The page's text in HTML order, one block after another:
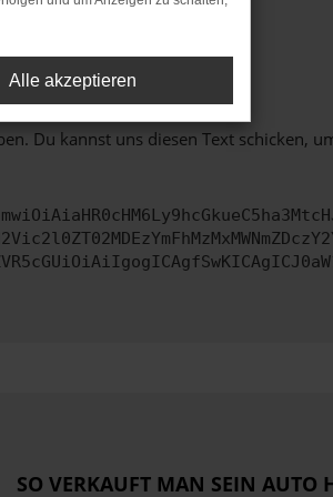
unterstützt werden.
Du kannst uns diesen Text schicken,
SO VERKAUFT MAN SEIN AUTO
Alle akzeptieren